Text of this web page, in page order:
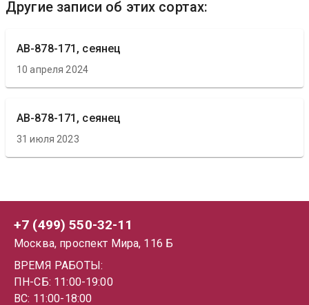
Другие записи об этих сортах:
АВ-878-171, сеянец
10 апреля 2024
АВ-878-171, сеянец
31 июля 2023
+7 (499) 550-32-11
Москва, проспект Мира, 116 Б
ВРЕМЯ РАБОТЫ:
ПН-СБ: 11:00-19:00
ВС: 11:00-18:00